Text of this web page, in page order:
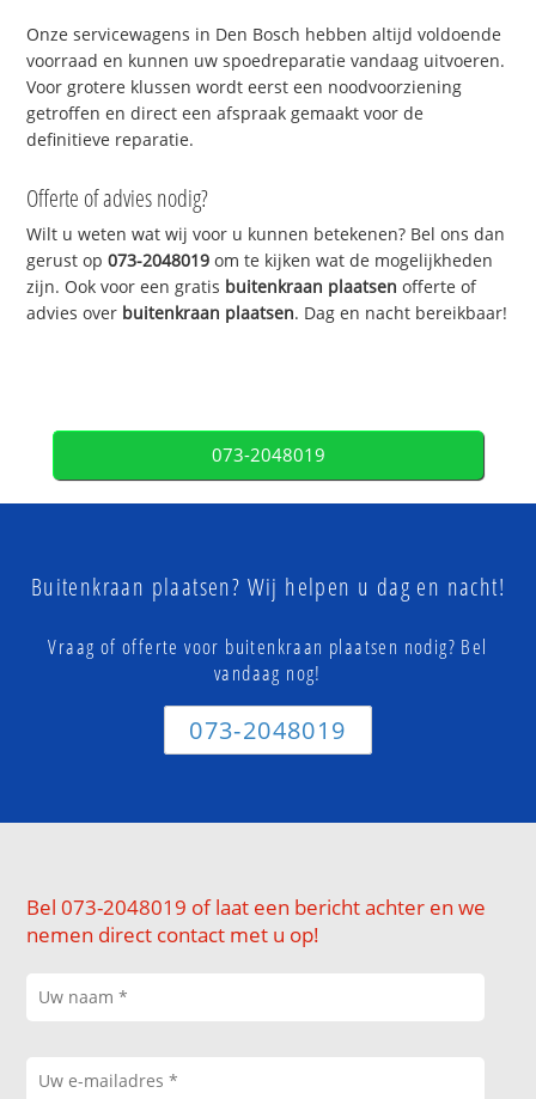
Onze servicewagens in Den Bosch hebben altijd voldoende
voorraad en kunnen uw spoedreparatie vandaag uitvoeren.
Voor grotere klussen wordt eerst een noodvoorziening
getroffen en direct een afspraak gemaakt voor de
definitieve reparatie.
Offerte of advies nodig?
Wilt u weten wat wij voor u kunnen betekenen? Bel ons dan
gerust op073-2048019 om te kijken wat de mogelijkheden
zijn. Ook voor een gratis buitenkraan plaatsen offerte of
advies over buitenkraan plaatsen. Dag en nacht bereikbaar!
073-2048019
Buitenkraan plaatsen? Wij helpen u dag en nacht!
Vraag of offerte voor buitenkraan plaatsen nodig? Bel
vandaag nog!
073-2048019
Bel 073-2048019 of laat een bericht achter en we
nemen direct contact met u op!